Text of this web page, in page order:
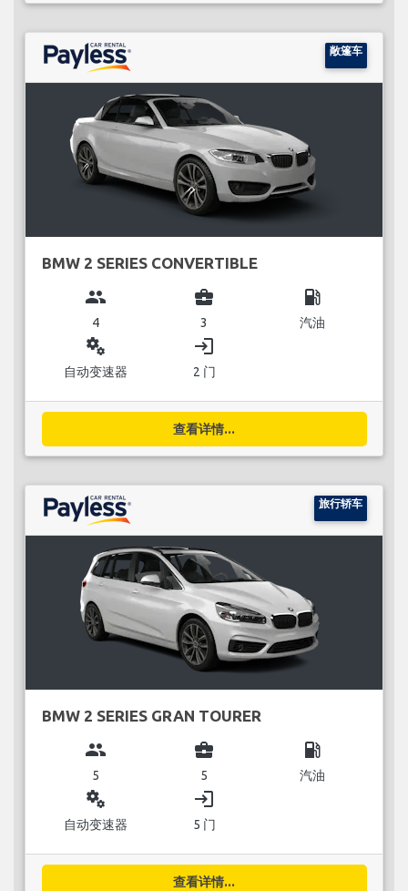
敞篷车
BMW 2 SERIES CONVERTIBLE
group
4
business_center
3
local_gas_station
汽油
miscellaneous_services
自动变速器
login
2 门
查看详情...
旅行轿车
BMW 2 SERIES GRAN TOURER
group
5
business_center
5
local_gas_station
汽油
miscellaneous_services
自动变速器
login
5 门
查看详情...